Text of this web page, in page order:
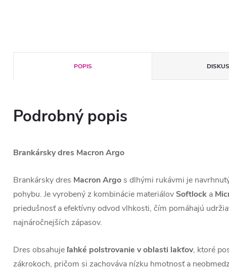
POPIS
Podrobný popis
Brankársky dres Macron Argo
Brankársky dres Macron Argo s dlhými rukávmi je
pohybu. Je vyrobený z kombinácie materiálov Softlock a
priedušnosť a efektívny odvod vlhkosti, čím pomáhajú
najnáročnejších zápasov.
Dres obsahuje ľahké polstrovanie v oblasti lakťov, ktoré
zákrokoch, pričom si zachováva nízku hmotnosť a